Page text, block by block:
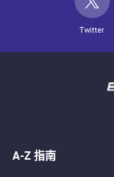
Twitter
A-Z 指南